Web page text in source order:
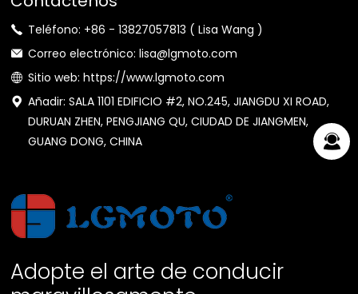
Teléfono: +86 - 13827057813 ( Lisa Wang )
Correo electrónico: lisa@lgmoto.com
Sitio web: https://www.lgmoto.com
Añadir: SALA 1101 EDIFICIO #2, NO.245, JIANGDU XI ROAD,
DURUAN ZHEN, PENGJIANG QU, CIUDAD DE JIANGMEN,
GUANG DONG, CHINA
Adopte el arte de conducir